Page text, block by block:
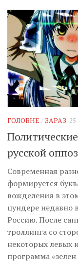
ГОЛОВНЕ / ЗАРАЗ 25
русской
Современная
формируется
вожделения в
цундере недавно
Россию. После
троллинга со
некоторых левых
программа